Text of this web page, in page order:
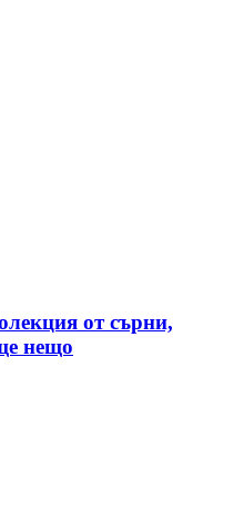
от сърни,
нещо